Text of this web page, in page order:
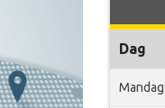
Dag
Mandag